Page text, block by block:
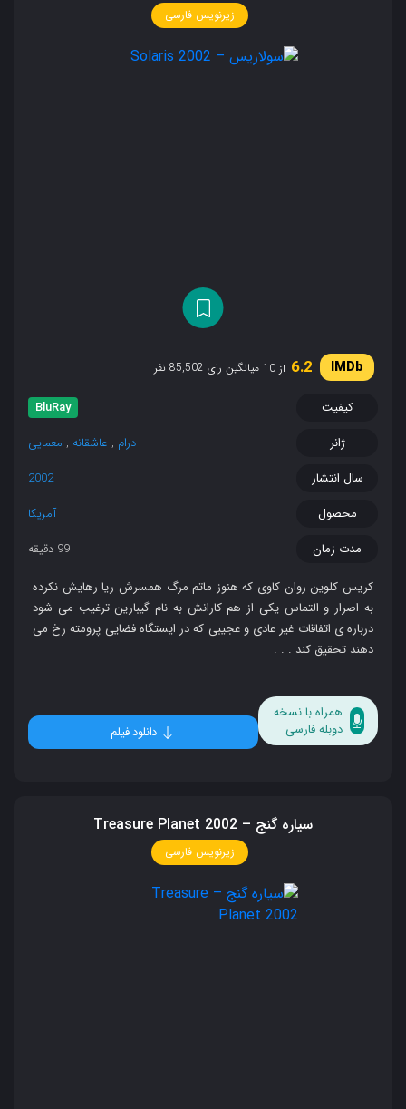
زیرنویس فارسی
6.2 از 10 میانگین رای 85,502 نفر
کیفیت
BluRay
ژانر
درام , عاشقانه , معمایی
سال انتشار
2002
محصول
آمریکا
مدت زمان
99 دقیقه
کریس کلوین روان کاوی که هنوز ماتم مرگ همسرش ریا رهایش نکرده
به اصرار و التماس یکی از هم کارانش به نام گیبارین ترغیب می شود
درباره ی اتفاقات غیر عادی و عجیبی که در ایستگاه فضایی پرومته رخ می
دهند تحقیق کند . . .
همراه با نسخه
دوبله فارسی
دانلود فیلم
سیاره گنج – Treasure Planet 2002
زیرنویس فارسی